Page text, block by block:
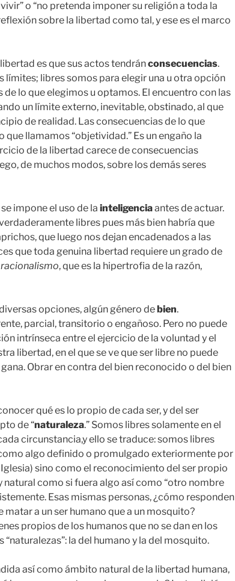
o “no pretenda imponer su religión a toda la
sobre la libertad como tal, y ese es el marco
es que sus actos tendránconsecuencias.
libres somos para elegir una u otra opción
lo que elegimos u optamos. El encuentro con las
un límite externo, inevitable, obstinado, al que
de realidad. Las consecuencias de lo que
llamamos “objetividad.” Es un engaño la
de la libertad carece de consecuencias
de muchos modos, sobre los demás seres
impone el uso de la inteligenciaantes de actuar.
libres pues más bien habría que
que luego nos dejan encadenados a las
que toda genuina libertad requiere un grado de
racionalismo, que es la hipertrofia de la razón,
opciones, algún género de bien.
parcial, transitorio o engañoso. Pero no puede
intrínseca entre el ejercicio de la voluntad y el
libertad, en el que se ve que ser libre no puede
Obrar en contra del bien reconocido o del bien
qué es lo propio de cada ser, y del ser
de “naturaleza.” Somos libres solamente en el
circunstancia,y ello se traduce: somos libres
algo definido o promulgado exteriormente por
sino como el reconocimiento del ser propio
como si fuera algo así como “otro nombre
Esas mismas personas, ¿cómo responden
a un ser humano que a un mosquito?
propios de los humanos que no se dan en los
la del humano y la del mosquito.
así como ámbito natural de la libertad humana,